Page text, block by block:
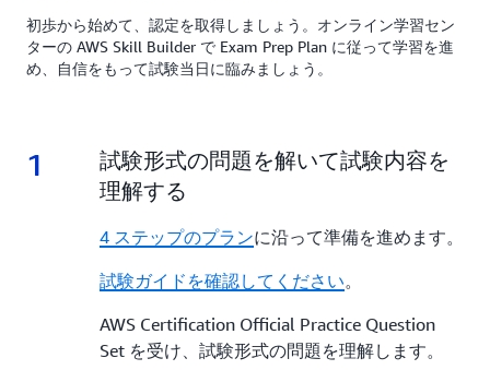
初歩から始めて、認定を取得しましょう。オンライン学習セン
ターの AWS Skill Builder で Exam Prep Plan に従って学習を進
め、自信をもって試験当日に臨みましょう。
1 1.
試験形式の問題を解いて試験内容を
理解する
4 ステップのプランに沿って準備を進めます。
試験ガイドを確認してください。
AWS Certification Official Practice Question
Set を受け、試験形式の問題を理解します。